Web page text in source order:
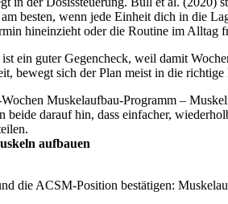
besten, wenn jede Einheit dich in die
hineinzieht oder die Routine im
ein guter Gegencheck, weil damit
bewegt sich der Plan meist in die richtige
Muskelaufbau-Programm –
darauf hin, dass einfacher,
aufbauen
die ACSM-Position bestätigen: